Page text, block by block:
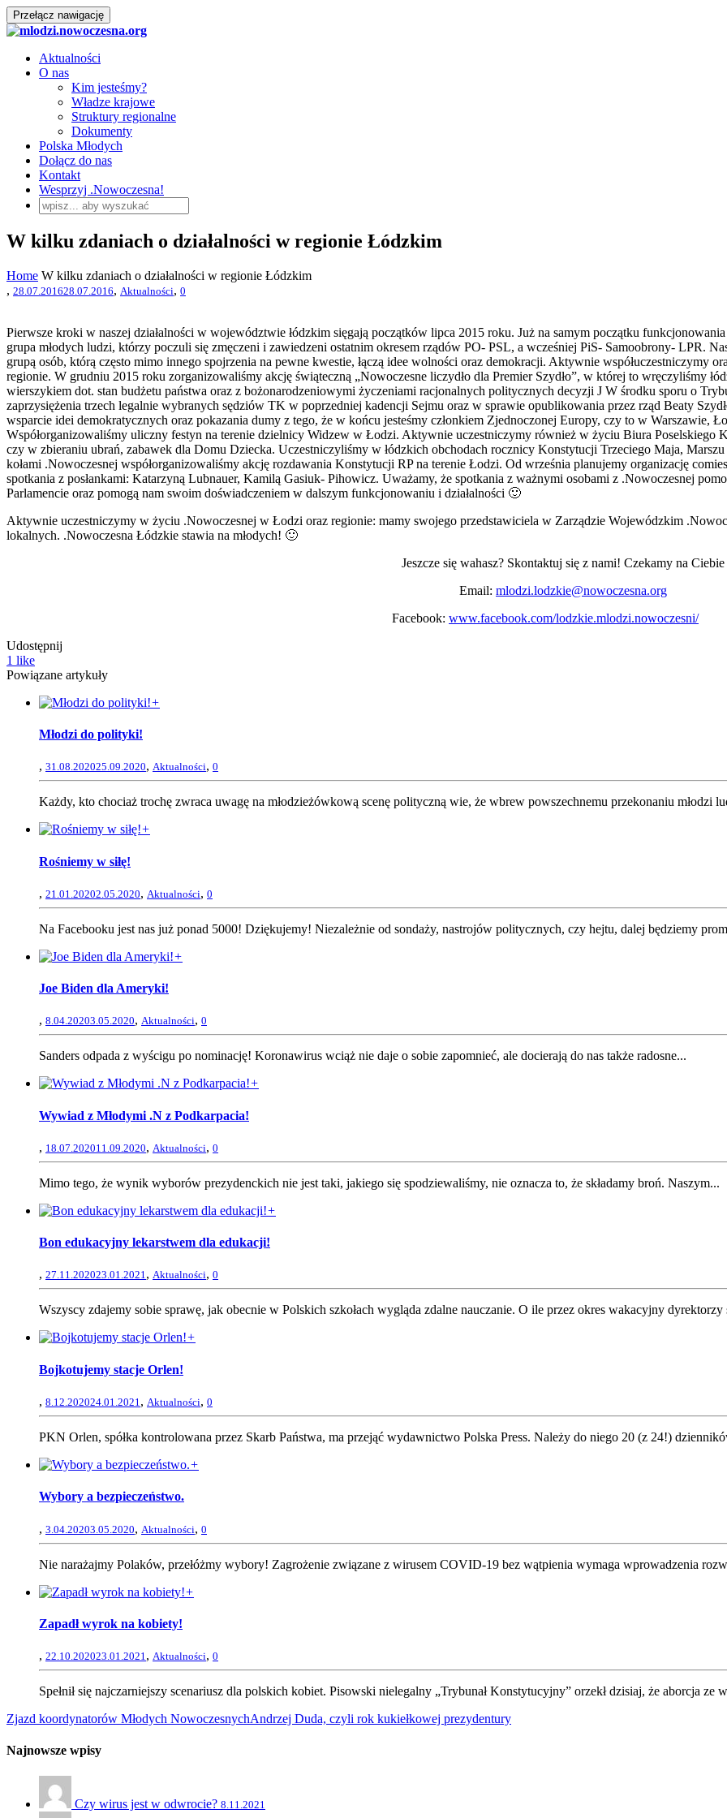
Przełącz nawigację
Aktualności
O nas
Kim jesteśmy?
Władze krajowe
Struktury regionalne
Dokumenty
Polska Młodych
Dołącz do nas
Kontakt
Wesprzyj .Nowoczesna!
W kilku zdaniach o działalności w regionie Łódzkim
Home W kilku zdaniach o działalności w regionie Łódzkim
, 28.07.201628.07.2016, Aktualności, 0
Pierwsze kroki w naszej działalności w województwie łódzkim sięgają początków lipca 2015 roku. Już na samym początku
grupa młodych ludzi, którzy poczuli się zmęczeni i zawiedzeni ostatnim okresem rządów PO- PSL, a wcześniej PiS- Samoobrony- LPR.
grupą osób, którą często mimo innego spojrzenia na pewne kwestie, łączą idee wolności oraz demokracji. Aktywnie współuczestniczymy
regionie. W grudniu 2015 roku zorganizowaliśmy akcję świąteczną „Nowoczesne liczydło dla Premier Szydło”, w której to wręczyliśmy
wierszykiem dot. stan budżetu państwa oraz z bożonarodzeniowymi życzeniami racjonalnych politycznych decyzji J W środku sporu o
zaprzysiężenia trzech legalnie wybranych sędziów TK w poprzedniej kadencji Sejmu oraz w sprawie opublikowania przez rząd Beaty
wsparcie idei demokratycznych oraz pokazania dumy z tego, że w końcu jesteśmy członkiem Zjednoczonej Europy, czy to w Warszawie,
Współorganizowaliśmy uliczny festyn na terenie dzielnicy Widzew w Łodzi. Aktywnie uczestniczymy również w życiu Biura Poselskiego
czy w zbieraniu ubrań, zabawek dla Domu Dziecka. Uczestniczyliśmy w łódzkich obchodach rocznicy Konstytucji Trzeciego Maja,
kołami .Nowoczesnej współorganizowaliśmy akcję rozdawania Konstytucji RP na terenie Łodzi. Od września planujemy organizację
spotkania z posłankami: Katarzyną Lubnauer, Kamilą Gasiuk- Pihowicz. Uważamy, że spotkania z ważnymi osobami z .Nowoczesnej
Parlamencie oraz pomogą nam swoim doświadczeniem w dalszym funkcjonowaniu i działalności 🙂
Aktywnie uczestniczymy w życiu .Nowoczesnej w Łodzi oraz regionie: mamy swojego przedstawiciela w Zarządzie Wojewódzkim
lokalnych. .Nowoczesna Łódzkie stawia na młodych! 🙂
Jeszcze się wahasz? Skontaktuj się z nami! Czekamy na Ciebie
Email: mlodzi.lodzkie@nowoczesna.org
Facebook: www.facebook.com/lodzkie.mlodzi.nowoczesni/
Udostępnij
1 like
Powiązane artykuły
+
Młodzi do polityki!
, 31.08.202025.09.2020, Aktualności, 0
Każdy, kto chociaż trochę zwraca uwagę na młodzieżówkową scenę polityczną wie, że wbrew powszechnemu przekonaniu młodzi
+
Rośniemy w siłę!
, 21.01.20202.05.2020, Aktualności, 0
Na Facebooku jest nas już ponad 5000! Dziękujemy! Niezależnie od sondaży, nastrojów politycznych, czy hejtu, dalej będziemy
+
Joe Biden dla Ameryki!
, 8.04.20203.05.2020, Aktualności, 0
Sanders odpada z wyścigu po nominację! Koronawirus wciąż nie daje o sobie zapomnieć, ale docierają do nas także radosne...
+
Wywiad z Młodymi .N z Podkarpacia!
, 18.07.202011.09.2020, Aktualności, 0
Mimo tego, że wynik wyborów prezydenckich nie jest taki, jakiego się spodziewaliśmy, nie oznacza to, że składamy broń. Naszym...
+
Bon edukacyjny lekarstwem dla edukacji!
, 27.11.202023.01.2021, Aktualności, 0
Wszyscy zdajemy sobie sprawę, jak obecnie w Polskich szkołach wygląda zdalne nauczanie. O ile przez okres wakacyjny dyrektorzy
+
Bojkotujemy stacje Orlen!
, 8.12.202024.01.2021, Aktualności, 0
PKN Orlen, spółka kontrolowana przez Skarb Państwa, ma przejąć wydawnictwo Polska Press. Należy do niego 20 (z 24!)
+
Wybory a bezpieczeństwo.
, 3.04.20203.05.2020, Aktualności, 0
Nie narażajmy Polaków, przełóżmy wybory! Zagrożenie związane z wirusem COVID-19 bez wątpienia wymaga wprowadzenia
+
Zapadł wyrok na kobiety!
, 22.10.202023.01.2021, Aktualności, 0
Spełnił się najczarniejszy scenariusz dla polskich kobiet. Pisowski nielegalny „Trybunał Konstytucyjny” orzekł dzisiaj, że aborcja ze
Zjazd koordynatorów Młodych NowoczesnychAndrzej Duda, czyli rok kukiełkowej prezydentury
Najnowsze wpisy
Czy wirus jest w odwrocie? 8.11.2021